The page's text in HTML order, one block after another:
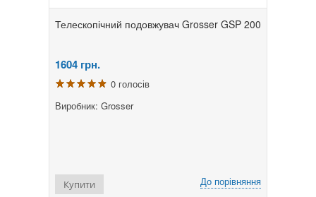
Телескопічний подовжувач Grosser GSP 200
1604 грн.
0 голосів
Виробник: Grosser
До порівняння
Купити